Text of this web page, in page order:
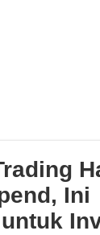
Ini